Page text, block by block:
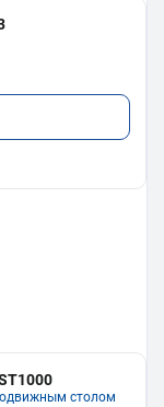
столом